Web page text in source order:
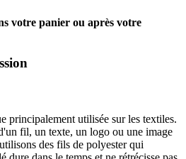
votre panier ou après votre
principalement utilisée sur les textiles.
fil, un texte, un logo ou une image
des fils de polyester qui